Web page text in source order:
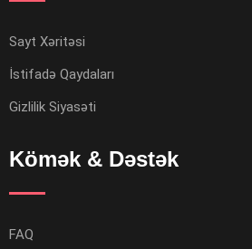
Sayt Xəritəsi
İstifadə Qaydaları
Gizlilik Siyasəti
Kömək & Dəstək
FAQ